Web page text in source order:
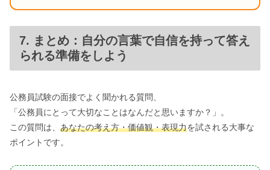
7. まとめ：自分の言葉で自信を持って答え
られる準備をしよう
公務員試験の面接でよく聞かれる質問、
「公務員にとって大切なことはなんだと思いますか？」。
この質問は、 あなたの考え方・価値観・表現力を試される大事な
ポイントです。